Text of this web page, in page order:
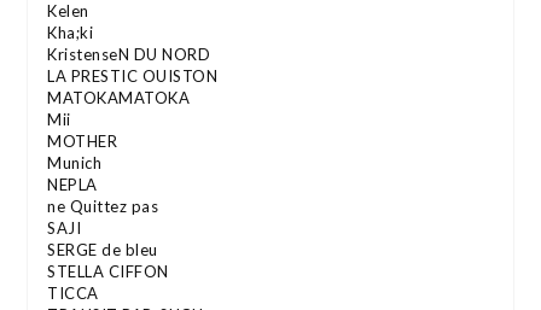
Kelen
Kha;ki
KristenseN DU NORD
LA PRESTIC OUISTON
MATOKAMATOKA
Mii
MOTHER
Munich
NEPLA
ne Quittez pas
SAJI
SERGE de bleu
STELLA CIFFON
TICCA